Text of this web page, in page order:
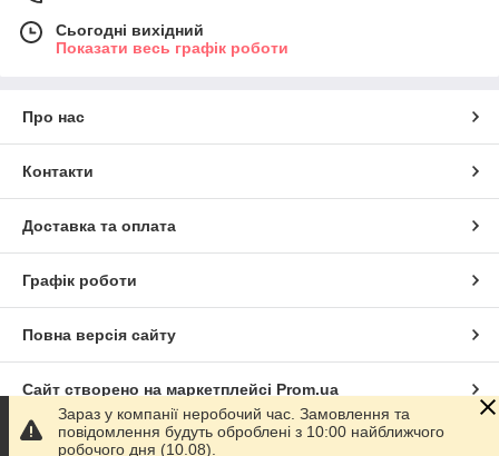
Сьогодні вихідний
Показати весь графік роботи
Про нас
Контакти
Доставка та оплата
Графік роботи
Повна версія сайту
Сайт створено на маркетплейсі Prom.ua
Політика конфіденційності
Зараз у компанії неробочий час. Замовлення та
повідомлення будуть оброблені з 10:00 найближчого
робочого дня (10.08).